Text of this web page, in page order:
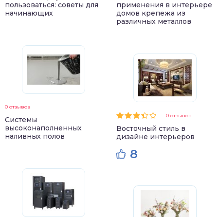
пользоваться: советы для
начинающих
0 отзывов
Системы
высоконаполненных
наливных полов
применения в интерьере
домов крепежа из
различных металлов
0 отзывов
Восточный стиль в
дизайне интерьеров
8